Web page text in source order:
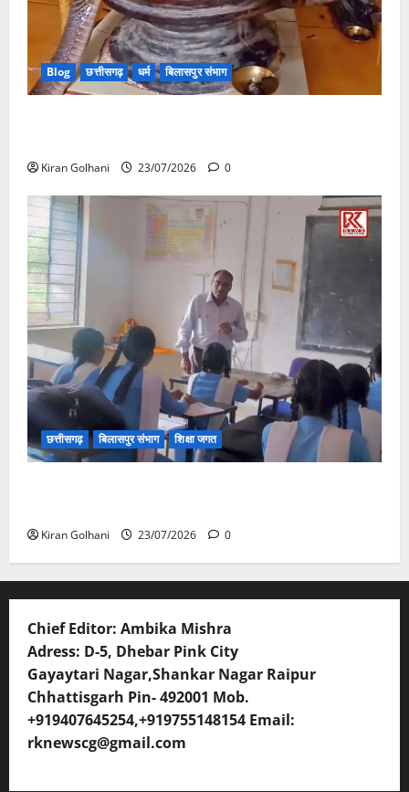
Blog छत्तीसगढ़ धर्म बिलासपुर संभाग
Kiran Golhani 23/07/2026 0
छत्तीसगढ़ बिलासपुर संभाग शिक्षा जगत
Kiran Golhani 23/07/2026 0
Chief Editor: Ambika Mishra
Adress: D-5, Dhebar Pink City
Gayaytari Nagar,Shankar Nagar Raipur
Chhattisgarh Pin- 492001 Mob.
+919407645254,+919755148154 Email:
rknewscg@gmail.com